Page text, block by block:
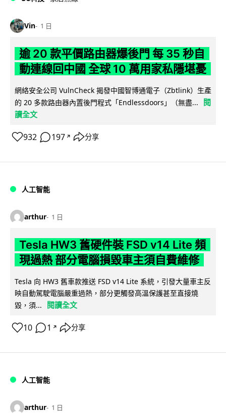
Vin 1 日
逾 20 款平價路由器爆後門 每 35 秒自
動連線回中國 全球 10 萬用家私隱堪憂
網絡安全公司 VulnCheck 揭發中國智博通電子（Zbtlink）生產
的 20 多款路由器內置後門程式「Endlessdoors」（無盡...
閱
讀全文
932 197 ↗ 分享
人工智能
arthur 1 日
Tesla HW3 舊硬件裝 FSD v14 Lite 頻
現過熱 部分電腦損毀車主須自費維修
Tesla 向 HW3 舊車款推送 FSD v14 Lite 系統，引發大量車主反
映自動駕駛電腦嚴重過熱，部分更觸發高溫保護甚至直接燒
毀，須...
閱讀全文
10 1 ↗ 分享
人工智能
arthur 1 日